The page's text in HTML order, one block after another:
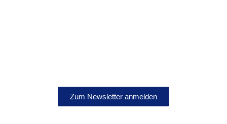
Zum Newsletter anmelden